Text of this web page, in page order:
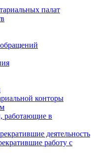
палат
конторы
работающие в
деятельность
работу с